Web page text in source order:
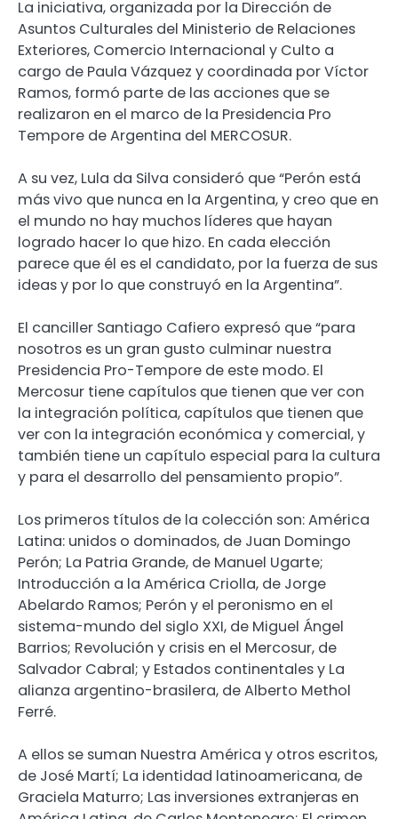
La iniciativa, organizada por la Dirección de
Asuntos Culturales del Ministerio de Relaciones
Exteriores, Comercio Internacional y Culto a
cargo de Paula Vázquez y coordinada por Víctor
Ramos, formó parte de las acciones que se
realizaron en el marco de la Presidencia Pro
Tempore de Argentina del MERCOSUR.
A su vez, Lula da Silva consideró que “Perón está
más vivo que nunca en la Argentina, y creo que en
el mundo no hay muchos líderes que hayan
logrado hacer lo que hizo. En cada elección
parece que él es el candidato, por la fuerza de sus
ideas y por lo que construyó en la Argentina”.
El canciller Santiago Cafiero expresó que “para
nosotros es un gran gusto culminar nuestra
Presidencia Pro-Tempore de este modo. El
Mercosur tiene capítulos que tienen que ver con
la integración política, capítulos que tienen que
ver con la integración económica y comercial, y
también tiene un capítulo especial para la cultura
y para el desarrollo del pensamiento propio”.
Los primeros títulos de la colección son: América
Latina: unidos o dominados, de Juan Domingo
Perón; La Patria Grande, de Manuel Ugarte;
Introducción a la América Criolla, de Jorge
Abelardo Ramos; Perón y el peronismo en el
sistema-mundo del siglo XXI, de Miguel Ángel
Barrios; Revolución y crisis en el Mercosur, de
Salvador Cabral; y Estados continentales y La
alianza argentino-brasilera, de Alberto Methol
Ferré.
A ellos se suman Nuestra América y otros escritos,
de José Martí; La identidad latinoamericana, de
Graciela Maturro; Las inversiones extranjeras en